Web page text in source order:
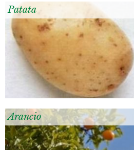
Patata
Arancio